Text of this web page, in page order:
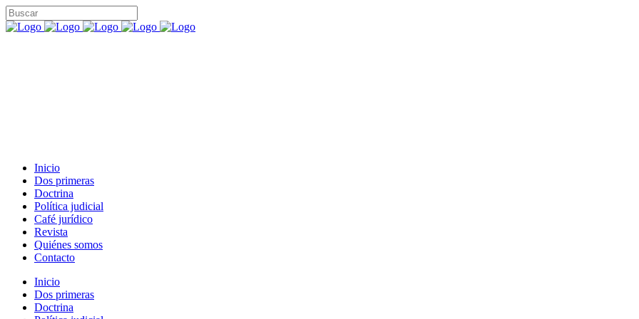
Inicio
Dos primeras
Doctrina
Política judicial
Café jurídico
Revista
Quiénes somos
Contacto
Inicio
Dos primeras
Doctrina